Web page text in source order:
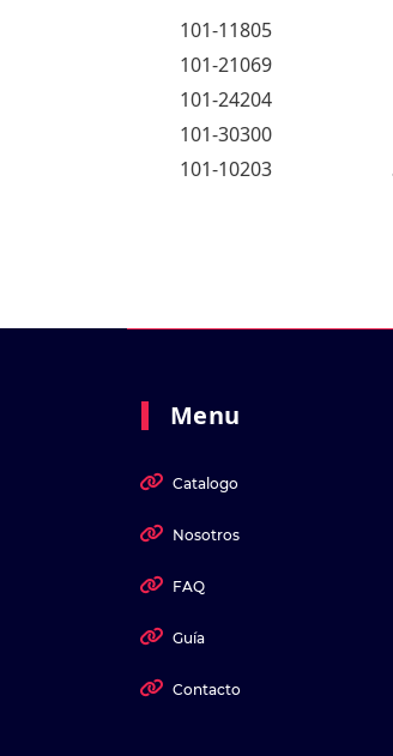
101-11805
101-21069
101-24204
101-30300
101-10203
Menu
Catalogo
Nosotros
FAQ
Guía
Contacto